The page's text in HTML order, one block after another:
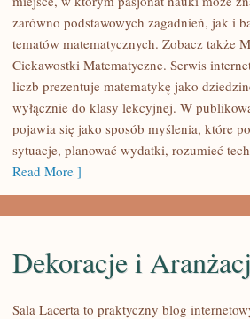
MATEMATYKA
TECHNOLOGII
NAUCE
zarówno podstawowych zagadnień, jak i
tematów matematycznych. Zobacz także
Ciekawostki Matematyczne. Serwis
liczb prezentuje matematykę jako
wyłącznie do klasy lekcyjnej. W
pojawia się jako sposób myślenia, które
sytuacje, planować wydatki, rozumieć
Read More ]
Dekoracje i
Sala Lacerta to praktyczny blog